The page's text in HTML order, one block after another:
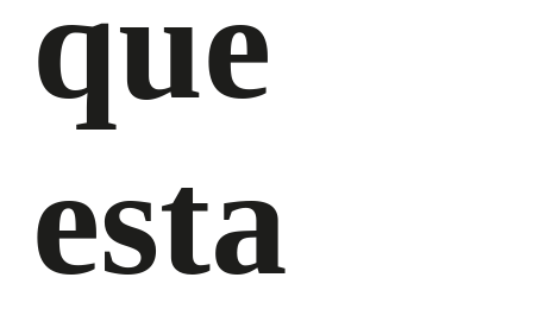
que
esta